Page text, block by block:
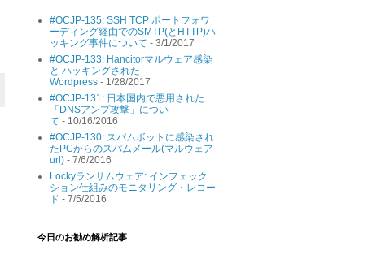
#OCJP-135: SSH TCP ポートフォワ
ーディング経由でのSMTP(とHTTP)ハ
ッキング事件について - 3/1/2017
#OCJP-133: Hancitorマルウェア感染
と ハッキングされた
Wordpress - 1/28/2017
#OCJP-131: 日本国内で悪用された
「DNSアンプ攻撃」につい
て - 10/16/2016
#OCJP-130: スパムボットに感染され
たPCからのスパムメール(マルウェア
url) - 7/6/2016
Lockyランサムウェア: インフェック
ション仕組みのモニタリング・レコー
ド - 7/5/2016
今日のお勧め解析記事